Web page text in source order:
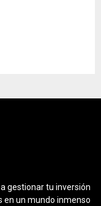
gestionar tu inversión
en un mundo inmenso